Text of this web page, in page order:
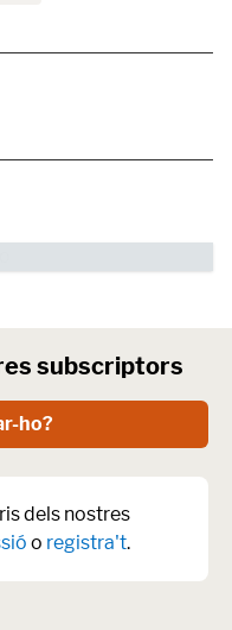
subscriptors
ho?
dels nostres
o registra't.